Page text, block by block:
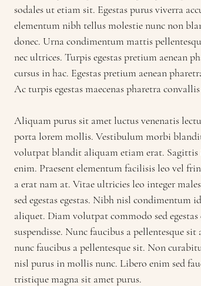
sodales ut etiam sit. Egestas purus viverra
elementum nibh tellus molestie nunc non
donec. Urna condimentum mattis
nec ultrices. Turpis egestas pretium aenean
cursus in hac. Egestas pretium aenean
Ac turpis egestas maecenas pharetra
Aliquam purus sit amet luctus venenatis
porta lorem mollis. Vestibulum morbi
volutpat blandit aliquam etiam erat. Sagittis
enim. Praesent elementum facilisis leo vel
a erat nam at. Vitae ultricies leo integer
sed egestas egestas. Nibh nisl condimentum
aliquet. Diam volutpat commodo sed
suspendisse. Nunc faucibus a pellentesque
nunc faucibus a pellentesque sit. Non
nisl purus in mollis nunc. Libero enim sed
tristique magna sit amet purus.